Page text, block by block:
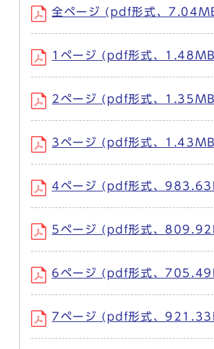
全ページ (pdf形式、
1ページ (pdf形式、
2ページ (pdf形式、
3ページ (pdf形式、
4ページ (pdf形式、
5ページ (pdf形式、
6ページ (pdf形式、
7ページ (pdf形式、